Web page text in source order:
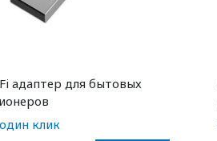
адаптер для бытовых
клик